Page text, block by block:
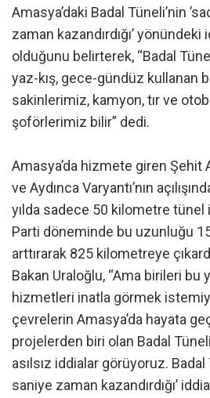
Amasya’daki Badal Tüneli’nin
zaman kazandırdığı’ yönündeki
olduğunu belirterek, “Badal
yaz-kış, gece-gündüz kullanan
sakinlerimiz, kamyon, tır ve
şoförlerimiz bilir” dedi.
Amasya’da hizmete giren Şehit
ve Aydınca Varyantı’nın
yılda sadece 50 kilometre tünel
Parti döneminde bu uzunluğu
arttırarak 825 kilometreye
Bakan Uraloğlu, “Ama birileri bu
hizmetleri inatla görmek
çevrelerin Amasya’da hayata
projelerden biri olan Badal
asılsız iddialar görüyoruz. Badal
saniye zaman kazandırdığı’